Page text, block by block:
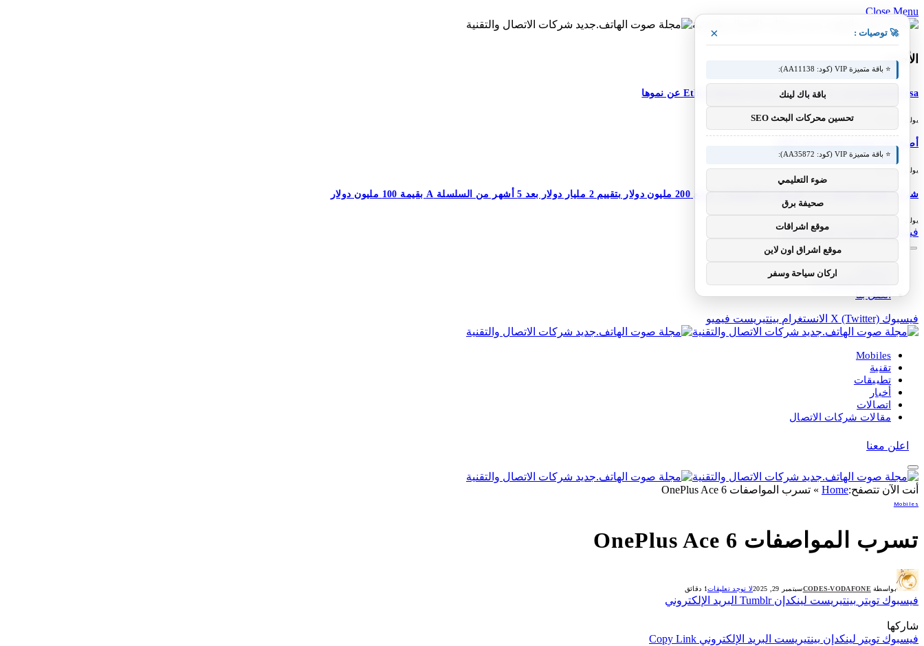
Close Menu
الأحدث
M-Pesa إثيوبيا تعزز خدماتها؛ تعلن شركة Ethio Telecom عن نموها
يوليو 30, 2026
أصبح DJI Osmo Pocket 4P عالميًا
يوليو 30, 2026
شركة Simile الناشئة ذات المستخدم الاصطناعي تجمع 200 مليون دولار بتقييم 2 مليار دولار بعد 5 أشهر من السلسلة A بقيمة 100 مليون دولار
يوليو 30, 2026
فيسبوك الانستغرام
سياسة الخصوصية
اتصل بنا
فيسبوك X (Twitter) الانستغرام بينتيريست فيميو
Mobiles
تقنية
تطبيقات
أخبار
اتصالات
مقالات شركات الاتصال
اعلن معنا
أنت الآن تتصفح:Home
» تسرب المواصفات OnePlus Ace 6
Mobiles
تسرب المواصفات OnePlus Ace 6
بواسطة CODES-VODAFONEسبتمبر 29, 2025 لا توجد تعليقات1 دقائق
فيسبوك تويتر بينتيريست لينكدإن Tumblr البريد الإلكتروني
شاركها
فيسبوك تويتر لينكدإن بينتيريست البريد الإلكتروني Copy Link
🚀 توصيات : ×
⭐ باقة متميزة VIP (كود: AA11138):
باقة باك لينك
تحسين محركات البحث SEO
⭐ باقة متميزة VIP (كود: AA35872):
ضوء التعليمي
صحيفة برق
موقع اشراقات
موقع اشراق اون لاين
اركان سياحة وسفر